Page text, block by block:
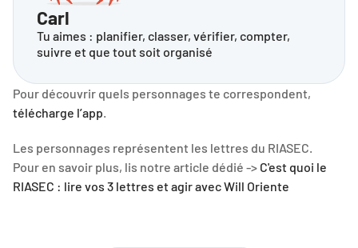
Carl
Tu aimes : planifier, classer, vérifier, compter,
suivre et que tout soit organisé
télécharge l’app.
Les personnages représentent les lettres du RIASEC.
Pour en savoir plus, lis notre article dédié -> C'est quoi le
RIASEC : lire vos 3 lettres et agir avec Will Oriente